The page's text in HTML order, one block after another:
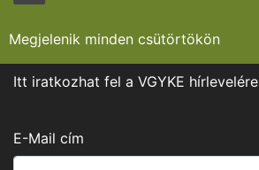
Megjelenik minden csütörtökön
Itt iratkozhat fel a VGYKE hírlevelére
E-Mail cím